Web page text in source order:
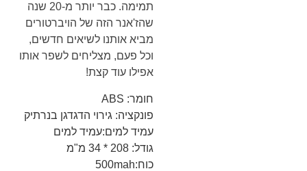
תמימה. כבר יותר מ-20 שנה
שהז'אנר הזה של הויברטורים
מביא אותנו לשיאים חדשים,
וכל פעם, מצליחים לשפר אותו
אפילו עוד קצת!
חומר: ABS
פונקציה: גירוי הדגדגן בנרתיק
עמיד למים:עמיד למים
גודל: 208 * 34 מ"מ
כוח:500mah